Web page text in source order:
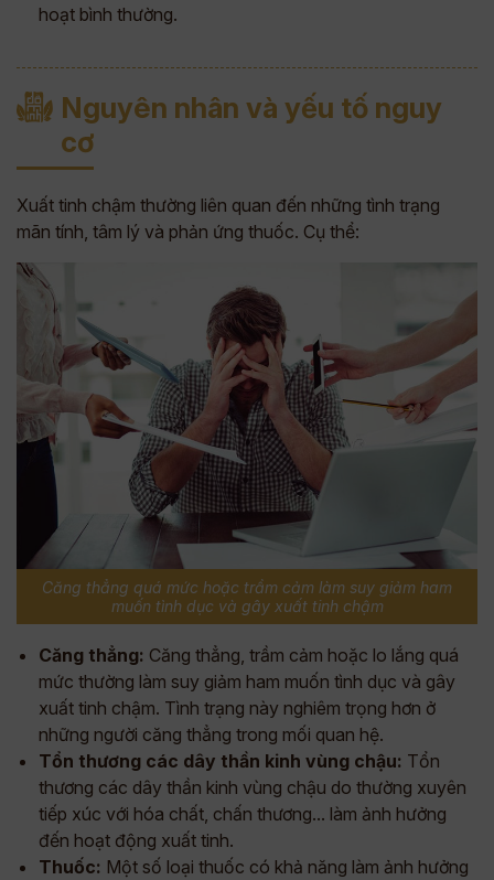
hoạt bình thường.
Nguyên nhân và yếu tố nguy
cơ
Xuất tinh chậm thường liên quan đến những tình trạng
mãn tính, tâm lý và phản ứng thuốc. Cụ thể:
Căng thẳng quá mức hoặc trầm cảm làm suy giảm ham
muốn tình dục và gây xuất tinh chậm
Căng thẳng: Căng thẳng, trầm cảm hoặc lo lắng quá
mức thường làm suy giảm ham muốn tình dục và gây
xuất tinh chậm. Tình trạng này nghiêm trọng hơn ở
những người căng thẳng trong mối quan hệ.
Tổn thương các dây thần kinh vùng chậu: Tổn
thương các dây thần kinh vùng chậu do thường xuyên
tiếp xúc với hóa chất, chấn thương... làm ảnh hưởng
đến hoạt động xuất tinh.
Thuốc: Một số loại thuốc có khả năng làm ảnh hưởng